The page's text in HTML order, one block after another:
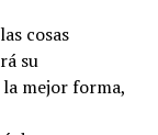
cosas
su
mejor forma,